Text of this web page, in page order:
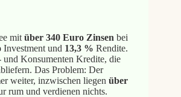
mit über 340 Euro Zinsen bei
Investment und 13,3 % Rendite.
und Konsumenten Kredite, die
Das Problem: Der
weiter, inzwischen liegen über
rum und verdienen nichts.